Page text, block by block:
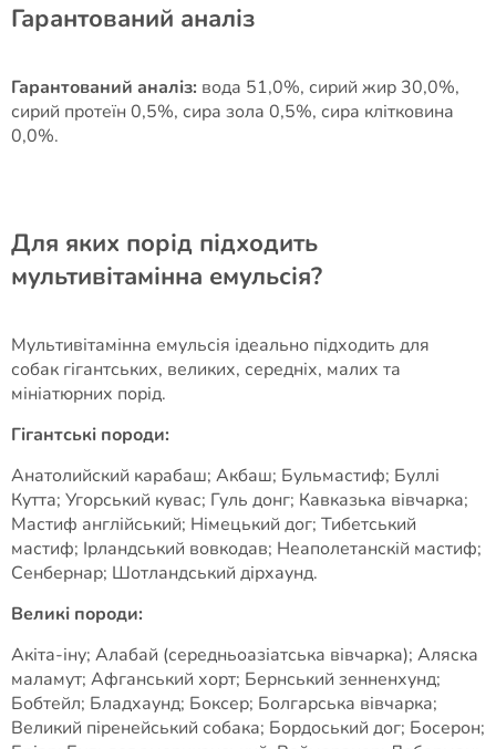
Гарантований аналіз
Гарантований аналіз: вода 51,0%, сирий жир 30,0%,
сирий протеїн 0,5%, сира зола 0,5%, сира клітковина
0,0%.
Для яких порід підходить
мультивітамінна емульсія?
Мультивітамінна емульсія ідеально підходить для
собак гігантських, великих, середніх, малих та
мініатюрних порід.
Гігантські породи:
Анатолийский карабаш; Акбаш; Бульмастиф; Буллі
Кутта; Угорський кувас; Гуль донг; Кавказька вівчарка;
Мастиф англійський; Німецький дог; Тибетський
мастиф; Ірландський вовкодав; Неаполетанскій мастиф;
Сенбернар; Шотландський дірхаунд.
Великі породи:
Акіта-іну; Алабай (середньоазіатська вівчарка); Аляска
маламут; Афганський хорт; Бернський зенненхунд;
Бобтейл; Бладхаунд; Боксер; Болгарська вівчарка;
Великий піренейський собака; Бордоський дог; Босерон;